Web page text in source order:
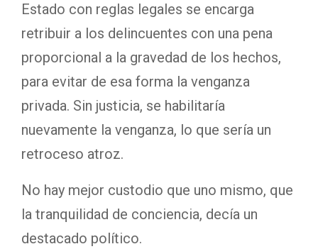
Estado con reglas legales se encarga
retribuir a los delincuentes con una pena
proporcional a la gravedad de los hechos,
para evitar de esa forma la venganza
privada. Sin justicia, se habilitaría
nuevamente la venganza, lo que sería un
retroceso atroz.
No hay mejor custodio que uno mismo, que
la tranquilidad de conciencia, decía un
destacado político.